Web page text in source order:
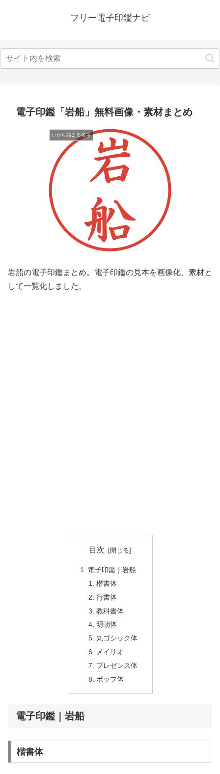
フリー電子印鑑ナビ
電子印鑑「岩船」無料画像・素材まとめ
いから始まる名字
岩船の電子印鑑まとめ。電子印鑑の見本を画像化、素材と
して一覧化しました。
目次
電子印鑑｜岩船
楷書体
行書体
教科書体
明朝体
丸ゴシック体
メイリオ
プレゼンス体
ポップ体
電子印鑑｜岩船
楷書体